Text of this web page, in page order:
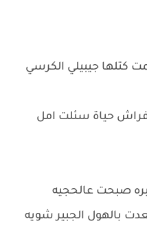
كتلها جيبيلي الكرسي
حياة سئلت امل
صبحت عالحجيه
بالهول الجبير شويه